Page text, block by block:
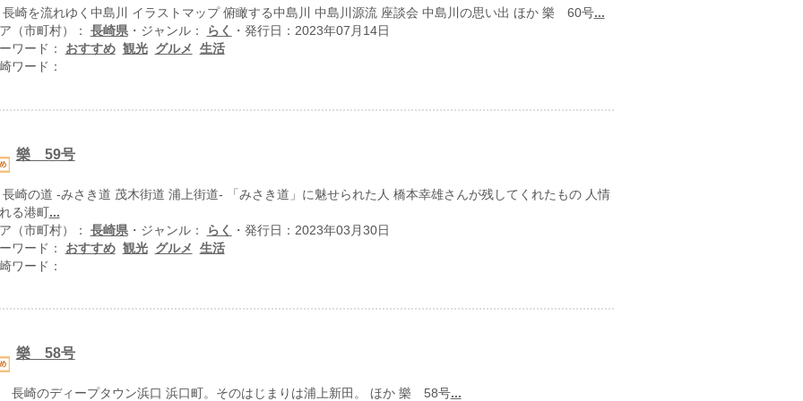
長崎を流れゆく中島川 イラストマップ 俯瞰する中島川 中島川源流 座談会 中島川の思い出 ほか 樂 60号...
（市町村）： 長崎県・ジャンル： らく
・発行日：2023年07月14日
ワード： おすすめ 観光 グルメ
生活
ワード：
樂 59号
崎の道 -みさき道 茂木街道 浦上街道- 「みさき道」に魅せられた人 橋本幸雄さんが残してくれたもの 人情
る港町...
（市町村）： 長崎県・ジャンル： らく
・発行日：2023年03月30日
ワード： おすすめ 観光 グルメ
生活
ワード：
樂 58号
長崎のディープタウン浜口 浜口町。そのはじまりは浦上新田。 ほか 樂 58号...